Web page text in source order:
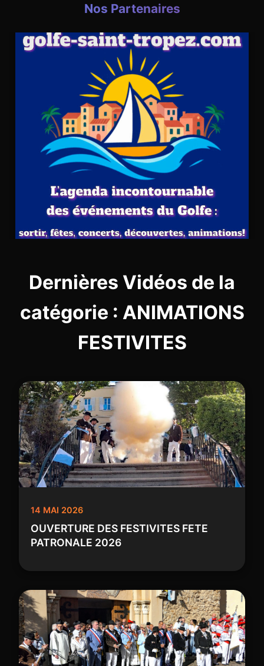
Nos Partenaires
Dernières Vidéos de la
catégorie : ANIMATIONS
FESTIVITES
14 MAI 2026
OUVERTURE DES FESTIVITES FETE
PATRONALE 2026